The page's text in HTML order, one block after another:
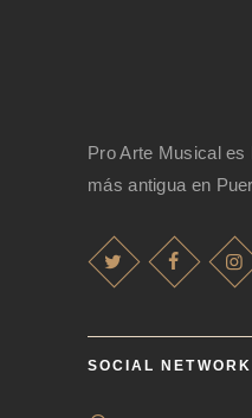
Pro Arte Musical es
más antigua en
SOCIAL NETWORK